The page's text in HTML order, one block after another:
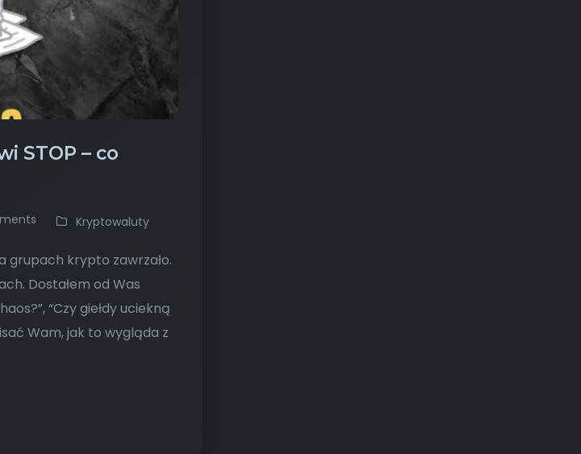
STOP – co
Kryptowaluty
grupach krypto zawrzało.
Dostałem od Was
“Czy giełdy uciekną
Wam, jak to wygląda z